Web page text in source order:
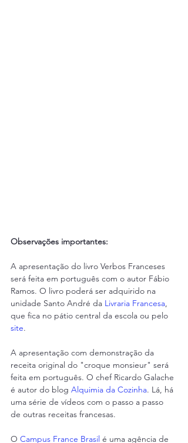
Observações importantes:
A apresentação do livro Verbos Franceses
será feita em português com o autor Fábio
Ramos. O livro poderá ser adquirido na
unidade Santo André da Livraria Francesa,
que fica no pátio central da escola ou pelo
site.
A apresentação com demonstração da
receita original do "croque monsieur" será
feita em português. O chef Ricardo Galache
é autor do blog Alquimia da Cozinha. Lá, há
uma série de vídeos com o passo a passo
de outras receitas francesas.
O Campus France Brasil é uma agência de